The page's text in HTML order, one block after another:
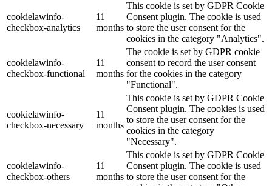
cookielawinfo-
checkbox-analytics
11
months
This cookie is set by GDPR Cookie
Consent plugin. The cookie is used
to store the user consent for the
cookies in the category "Analytics".
cookielawinfo-
checkbox-functional
11
months
The cookie is set by GDPR cookie
consent to record the user consent
for the cookies in the category
"Functional".
cookielawinfo-
checkbox-necessary
11
months
This cookie is set by GDPR Cookie
Consent plugin. The cookies is used
to store the user consent for the
cookies in the category
"Necessary".
cookielawinfo-
checkbox-others
11
months
This cookie is set by GDPR Cookie
Consent plugin. The cookie is used
to store the user consent for the